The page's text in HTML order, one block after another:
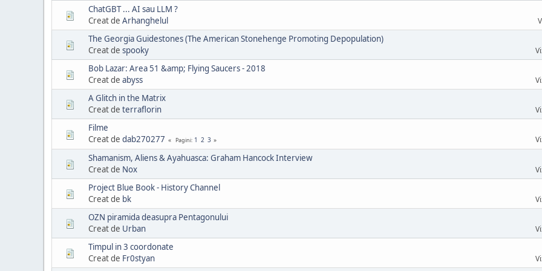
ChatGBT ... AI sau LLM ?
Creat de Arhanghelul
The Georgia Guidestones (The American Stonehenge Promoting Depopulation)
Creat de spooky
Bob Lazar: Area 51 &amp; Flying Saucers - 2018
Creat de abyss
A Glitch in the Matrix
Creat de terraflorin
Filme
Creat de dab270277 Pagini 1 2 3
Shamanism, Aliens & Ayahuasca: Graham Hancock Interview
Creat de Nox
Project Blue Book - History Channel
Creat de bk
OZN piramida deasupra Pentagonului
Creat de Urban
Timpul in 3 coordonate
Creat de Fr0styan